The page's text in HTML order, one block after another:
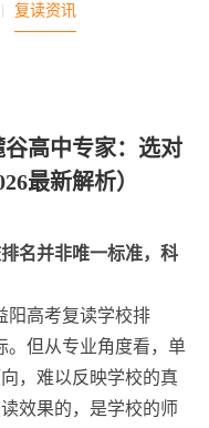
复读资讯
高中专家：选对
最新解析）
名并非唯一标准，科
阳高考复读学校排
。但从专业角度看，单
，难以反映学校的真
效果的，是学校的师